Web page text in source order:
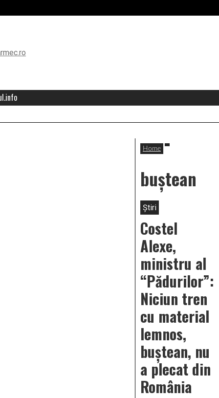
Home
buștean
Știri
Costel
Alexe,
ministru al
“Pădurilor”:
Niciun tren
cu material
lemnos,
buștean, nu
a plecat din
România